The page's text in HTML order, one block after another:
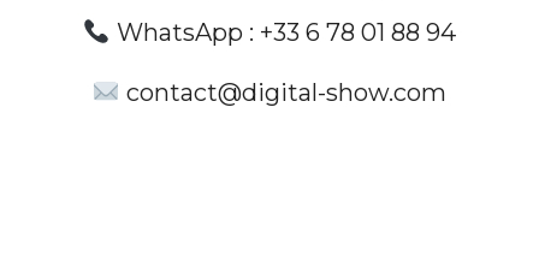
WhatsApp : +33 6 78 01 88 94
contact@digital-show.com